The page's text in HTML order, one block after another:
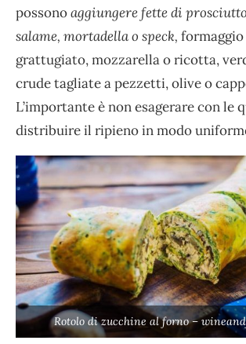
possonoaggiungere fette di
salame, mortadella o speck,
grattugiato, mozzarella o ricotta,
crude tagliate a pezzetti, olive o
L’importante è non esagerare con le
distribuire il ripieno in modo
Rotolo di zucchine al forno –